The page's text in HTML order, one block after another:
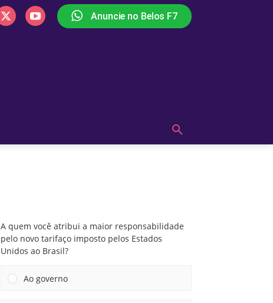
Anuncie no Belos F7
A quem você atribui a maior responsabilidade
pelo novo tarifaço imposto pelos Estados
Unidos ao Brasil?
Ao governo